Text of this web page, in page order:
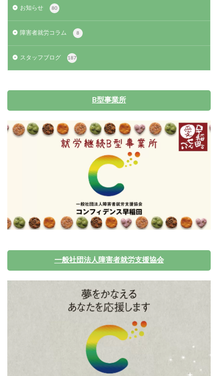
お知らせ 80
障害者就労コラム 8
スタッフブログ 187
B型事業所
一般社団法人障害者就労支援協会